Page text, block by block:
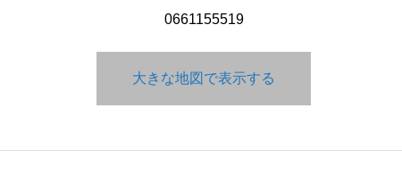
0661155519
大きな地図で表示する